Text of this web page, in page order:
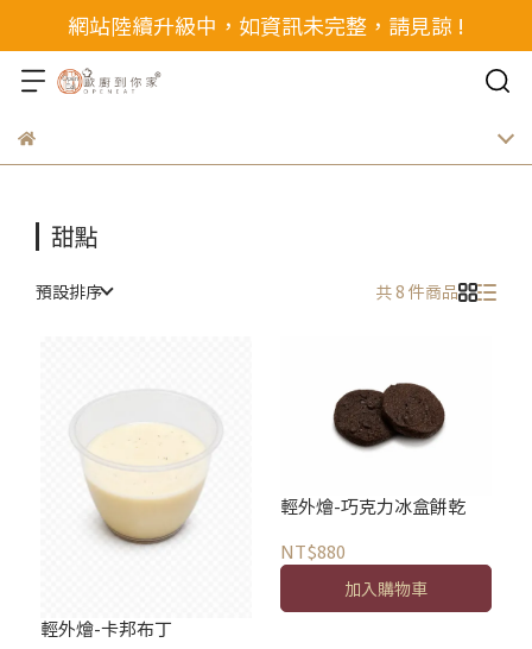
網站陸續升級中，如資訊未完整，請見諒 !
甜點
預設排序 共 8 件商品
輕外燴-卡邦布丁
輕外燴-巧克力冰盒餅乾
NT$880
加入購物車